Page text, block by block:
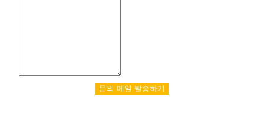
문의 메일 발송하기